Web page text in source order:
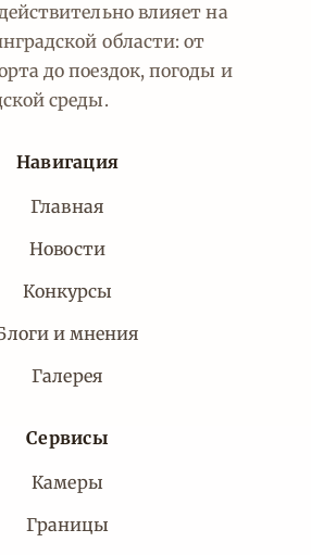
влияет на
области: от
до поездок, погоды и
среды.
Навигация
Главная
Новости
Конкурсы
и мнения
Галерея
Сервисы
Камеры
Границы